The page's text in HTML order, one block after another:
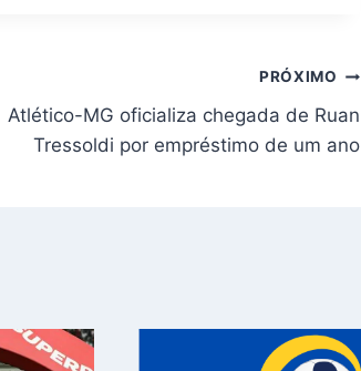
PRÓXIMO
Atlético-MG oficializa chegada de Ruan
Tressoldi por empréstimo de um ano